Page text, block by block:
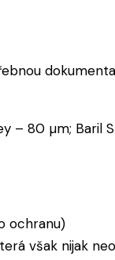
80 µm; Baril
ochranu)
však nijak